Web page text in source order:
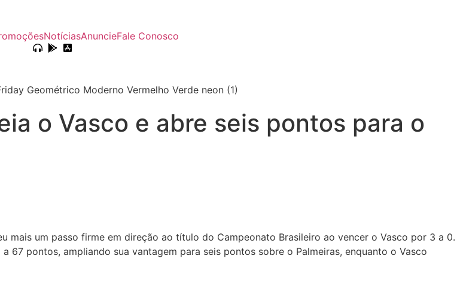
NotíciasAnuncieFale Conosco
o Vasco e abre seis pontos para o
um passo firme em direção ao título do Campeonato Brasileiro ao vencer o Vasco por 3 a 0.
67 pontos, ampliando sua vantagem para seis pontos sobre o Palmeiras, enquanto o Vasco